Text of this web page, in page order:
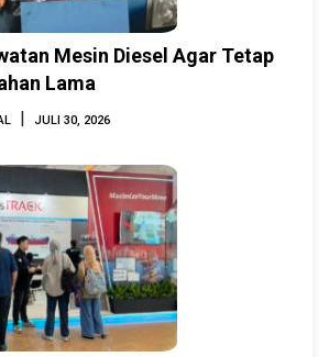
Mesin Diesel Agar Tetap
Lama
| JULI 30, 2026